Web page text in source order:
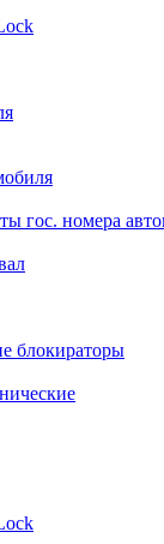
гос. номера
блокираторы